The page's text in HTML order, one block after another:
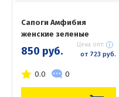
Сапоги Амфибия
женские зеленые
850 руб. Цена опт:
от 723 руб.
0.0 0